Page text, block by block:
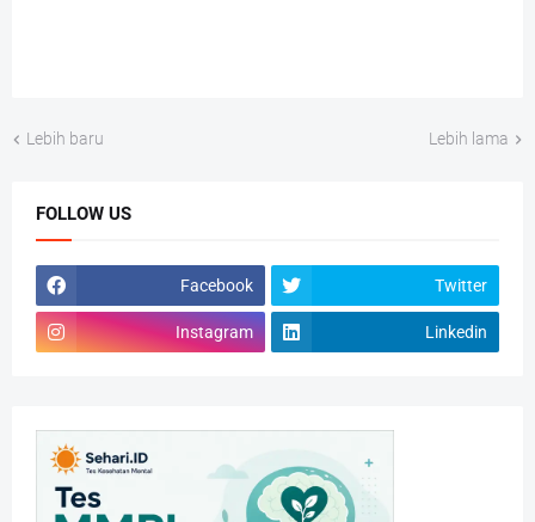
Lebih baru Lebih lama
FOLLOW US
Facebook Twitter
Instagram Linkedin